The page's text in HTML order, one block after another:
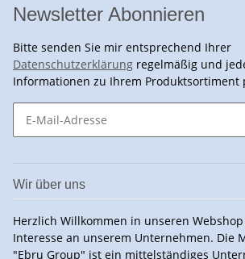
Newsletter Abonnieren
Bitte senden Sie mir entsprechend Ihrer
Datenschutzerklärung regelmäßig und
Informationen zu Ihrem Produktsortiment
Wir über uns
Herzlich Willkommen in unseren
Interesse an unserem Unternehmen. Die
"Ebru Group" ist ein mittelständiges